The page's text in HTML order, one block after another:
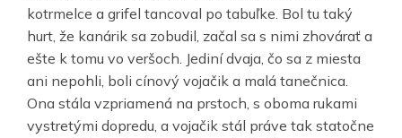
kotrmelce a grifel tancoval po tabuľke. Bol tu taký
hurt, že kanárik sa zobudil, začal sa s nimi zhovárať a
ešte k tomu vo veršoch. Jediní dvaja, čo sa z miesta
ani nepohli, boli cínový vojačik a malá tanečnica.
Ona stála vzpriamená na prstoch, s oboma rukami
vystretými dopredu, a vojačik stál práve tak statočne